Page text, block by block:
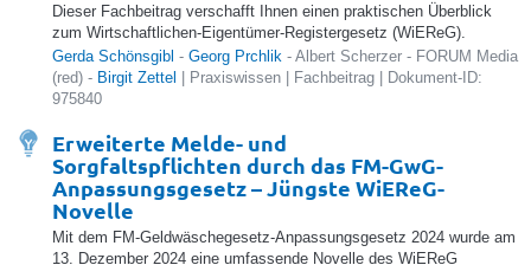
Dieser Fachbeitrag verschafft Ihnen einen praktischen Überblick
zum Wirtschaftlichen-Eigentümer-Registergesetz (WiEReG).
Gerda Schönsgibl -Georg Prchlik - Albert Scherzer - FORUM Media
(red) - Birgit Zettel
| Praxiswissen | Fachbeitrag | Dokument-ID:
975840
Erweiterte Melde- und
Sorgfaltspflichten durch das FM-GwG-
Anpassungsgesetz – Jüngste WiEReG-
Novelle
Mit dem FM-Geldwäschegesetz-Anpassungsgesetz 2024 wurde am
13. Dezember 2024 eine umfassende Novelle des WiEReG